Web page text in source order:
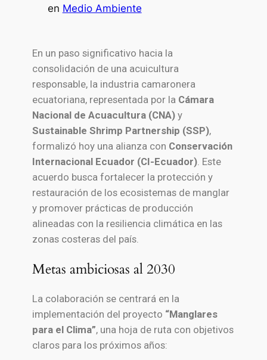
en Medio Ambiente
En un paso significativo hacia la
consolidación de una acuicultura
responsable, la industria camaronera
ecuatoriana, representada por la Cámara
Nacional de Acuacultura (CNA)y
Sustainable Shrimp Partnership (SSP),
formalizó hoy una alianza con Conservación
Internacional Ecuador (CI-Ecuador). Este
acuerdo busca fortalecer la protección y
restauración de los ecosistemas de manglar
y promover prácticas de producción
alineadas con la resiliencia climática en las
zonas costeras del país.
Metas ambiciosas al 2030
La colaboración se centrará en la
implementación del proyecto “Manglares
para el Clima”, una hoja de ruta con objetivos
claros para los próximos años: